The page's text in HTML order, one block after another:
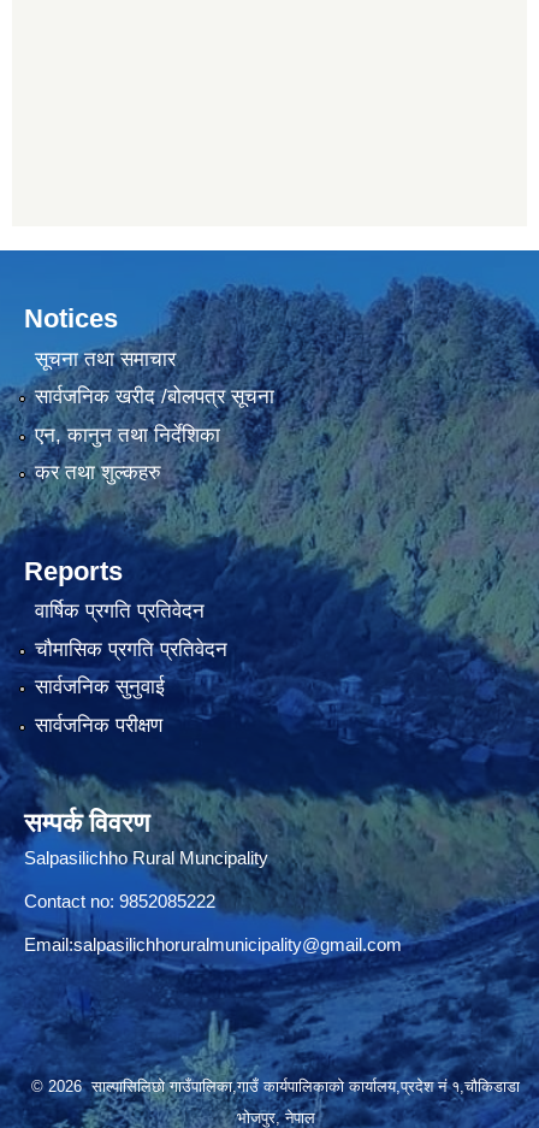
Notices
सूचना तथा समाचार
सार्वजनिक खरीद /बोलपत्र सूचना
एन, कानुन तथा निर्देशिका
कर तथा शुल्कहरु
Reports
वार्षिक प्रगति प्रतिवेदन
चौमासिक प्रगति प्रतिवेदन
सार्वजनिक सुनुवाई
सार्वजनिक परीक्षण
सम्पर्क विवरण
Salpasilichho Rural Muncipality
Contact no: 9852085222
Email:salpasilichhoruralmunicipality@gmail.com
© 2026 साल्पासिलिछो गाउँपालिका,गाउँ कार्यपालिकाको कार्यालय,प्रदेश नं १,चौकिडाडा
भोजपुर, नेपाल